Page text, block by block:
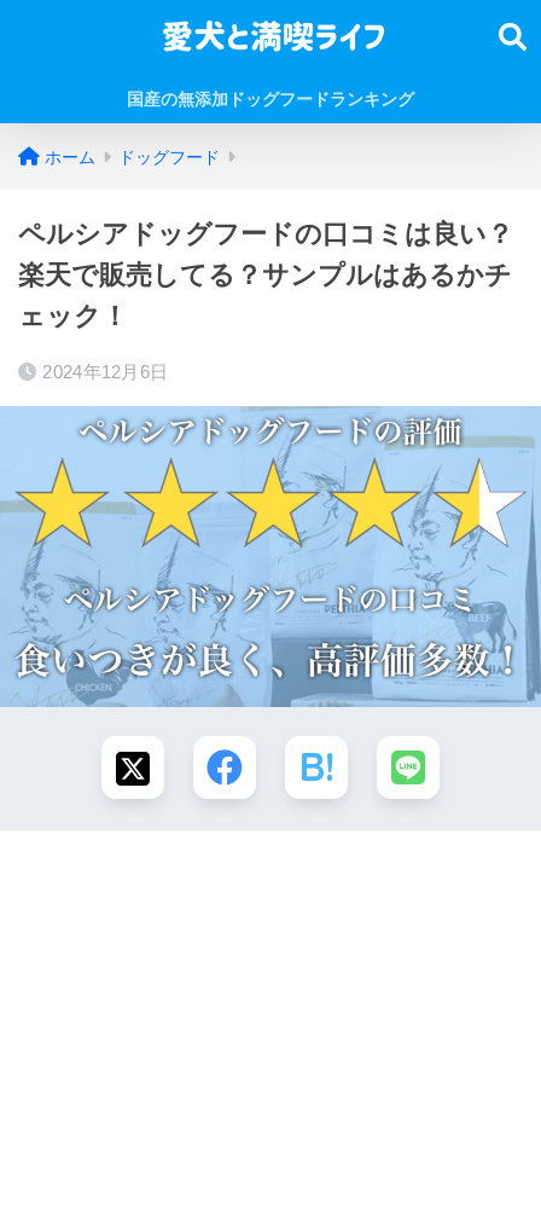
国産の無添加ドッグフードランキング
ホーム ドッグフード
ペルシアドッグフードの口コミは良い？
楽天で販売してる？サンプルはあるかチ
ェック！
2024年12月6日